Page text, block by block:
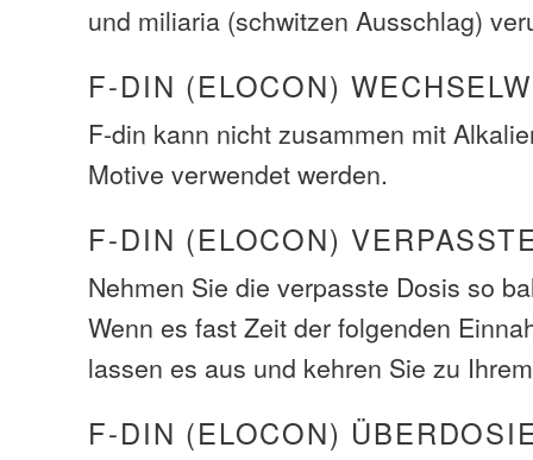
und miliaria (schwitzen Ausschlag)
F-DIN (ELOCON)
F-din kann nicht zusammen mit
Motive verwendet werden.
F-DIN (ELOCON)
Nehmen Sie die verpasste Dosis so
Wenn es fast Zeit der folgenden
lassen es aus und kehren Sie zu
F-DIN (ELOCON)